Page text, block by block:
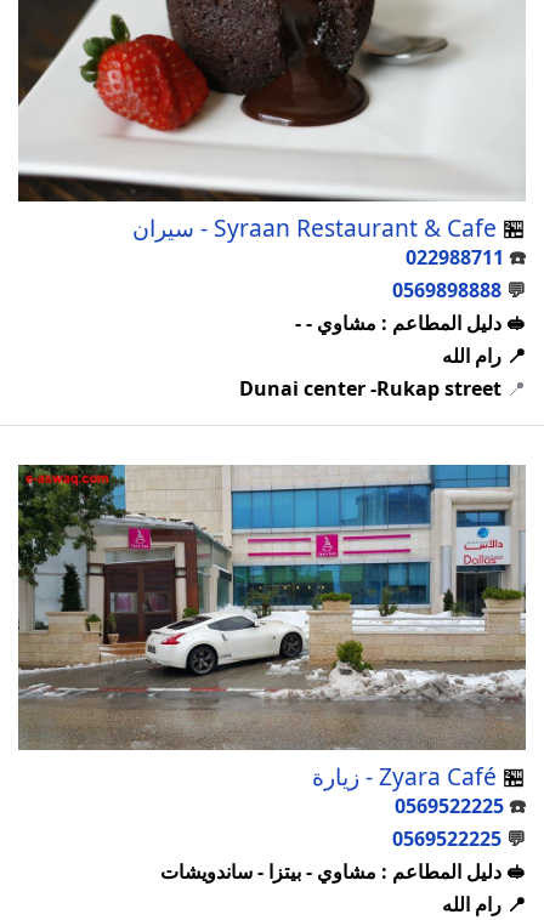
🏪 Syraan Restaurant & Cafe - سيران
☎️
022988711
💬
0569898888
🥪 دليل المطاعم : مشاوي - -
📍 رام الله
📍
Dunai center -Rukap street
🏪 Zyara Café - زيارة
☎️
0569522225
💬
0569522225
🥪 دليل المطاعم : مشاوي - بيتزا - ساندويشات
📍 رام الله